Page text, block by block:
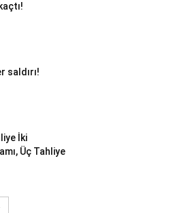
saldırı!
İki
Üç Tahliye